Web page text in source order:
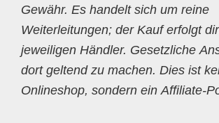
Gewähr. Es handelt sich um reine
Weiterleitungen; der Kauf erfolgt
jeweiligen Händler. Gesetzliche
dort geltend zu machen. Dies ist
Onlineshop, sondern ein Affiliate-